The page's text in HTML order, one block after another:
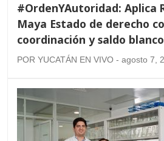
#OrdenYAutoridad: Aplica
Maya Estado de derecho
coordinación y saldo blanco
POR YUCATÁN EN VIVO - agosto 7,